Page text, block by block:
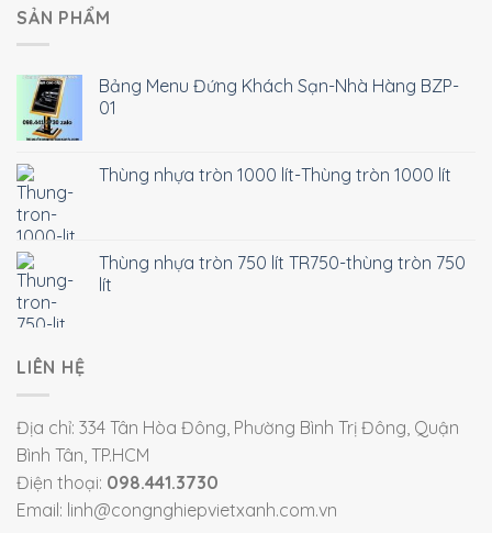
SẢN PHẨM
Bảng Menu Đứng Khách Sạn-Nhà Hàng BZP-
01
Thùng nhựa tròn 1000 lít-Thùng tròn 1000 lít
Thùng nhựa tròn 750 lít TR750-thùng tròn 750
lít
LIÊN HỆ
Địa chỉ: 334 Tân Hòa Đông, Phường Bình Trị Đông, Quận
Bình Tân, TP.HCM
Điện thoại: 098.441.3730
Email: linh@congnghiepvietxanh.com.vn